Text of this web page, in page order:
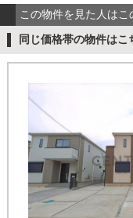
この物件を見た人は
同じ価格帯の物件はこ